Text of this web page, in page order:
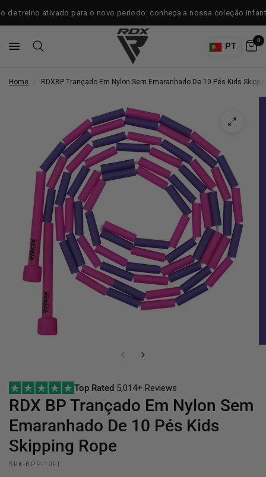
treino ativado para o novo período: conheça a nossa coleção infantil.
PT
0
Home RDX BP Trançado Em Nylon Sem Emaranhado De 10 Pés Kids
Top Rated 5,014+ Reviews
RDX BP Trançado Em Nylon Sem
Emaranhado De 10 Pés Kids
Skipping Rope
SRK-BPP-10FT